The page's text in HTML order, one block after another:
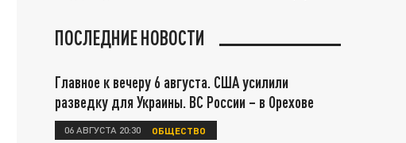
ПОСЛЕДНИЕ НОВОСТИ
Главное к вечеру 6 августа. США усилили
разведку для Украины. ВС России – в Орехове
06 АВГУСТА 20:30 ОБЩЕСТВО